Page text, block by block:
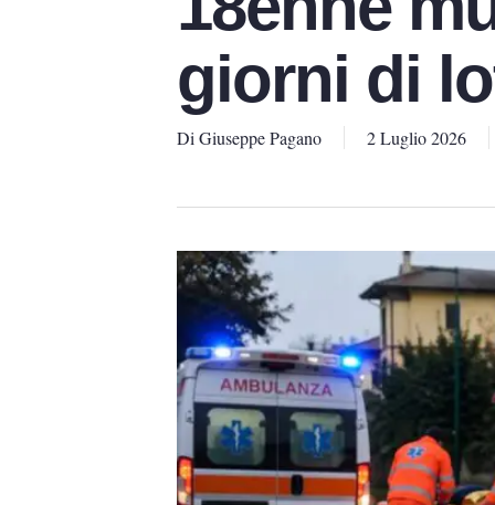
giorni di
Di Giuseppe Pagano 2 Luglio 2026